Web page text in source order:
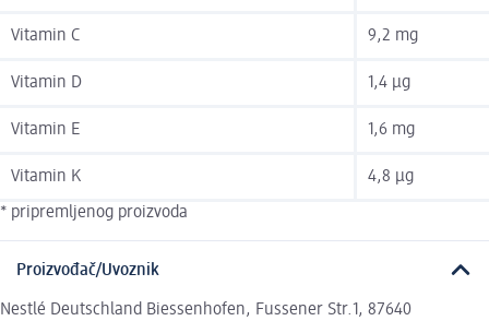
Vitamin C 9,2 mg
Vitamin D 1,4 µg
Vitamin E 1,6 mg
Vitamin K 4,8 µg
* pripremljenog proizvoda
Proizvođač/Uvoznik
Nestlé Deutschland Biessenhofen, Fussener Str.1, 87640